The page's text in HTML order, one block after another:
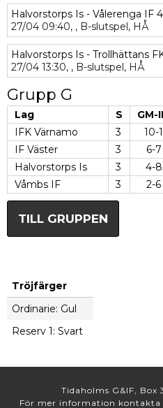
Halvorstorps Is - Vålerenga IF
27/04 09:40, , B-slutspel, HÅ
Halvorstorps Is - Trollhättans
27/04 13:30, , B-slutspel, HÅ
Grupp G
Lag S GM-
IFK Värnamo
3 10-1
IF Väster
3 6-7
Halvorstorps Is
3 4-8
Våmbs IF
3 2-6
TILL GRUPPEN
Tröjfärger
Ordinarie: Gul
Reserv 1: Svart
Tidaholms G&IF, Box
För mer information kontakta